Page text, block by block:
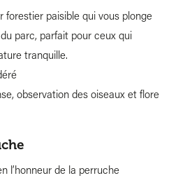
forestier paisible qui vous plonge
parc, parfait pour ceux qui
tranquille.
observation des oiseaux et flore
l’honneur de la perruche